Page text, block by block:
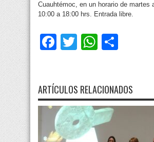
Cuauhtémoc, en un horario de martes
10:00 a 18:00 hrs. Entrada libre.
Facebook
Twitter
ARTÍCULOS RELACIONADOS